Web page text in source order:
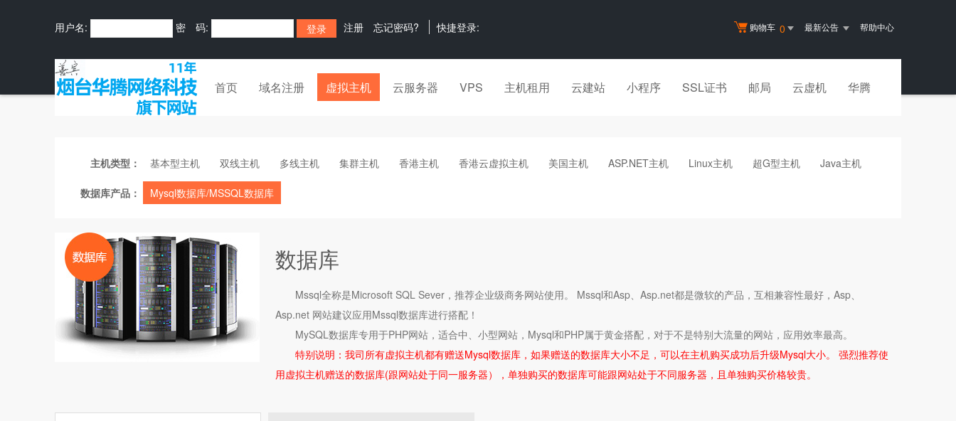
购物车 0 最新公告 帮助中心
用户名: 密 码: 注册 忘记密码? 快捷登录:
首页 域名注册 虚拟主机 云服务器 VPS 主机租用 云建站 小程序 SSL证书 邮局 云虚机 华腾
主机类型： 基本型主机 双线主机 多线主机 集群主机 香港主机 香港云虚拟主机 美国主机 ASP.NET主机 Linux主机 超G型主机 Java主机
数据库产品： Mysql数据库/MSSQL数据库
数据库
Mssql全称是Microsoft SQL Sever，推荐企业级商务网站使用。 Mssql和Asp、Asp.net都是微软的产品，互相兼容性最好，Asp、
Asp.net 网站建议应用Mssql数据库进行搭配！
MySQL数据库专用于PHP网站，适合中、小型网站，Mysql和PHP属于黄金搭配，对于不是特别大流量的网站，应用效率最高。
特别说明：我司所有虚拟主机都有赠送Mysql数据库，如果赠送的数据库大小不足，可以在主机购买成功后升级Mysql大小。 强烈推荐使
用虚拟主机赠送的数据库(跟网站处于同一服务器），单独购买的数据库可能跟网站处于不同服务器，且单独购买价格较贵。